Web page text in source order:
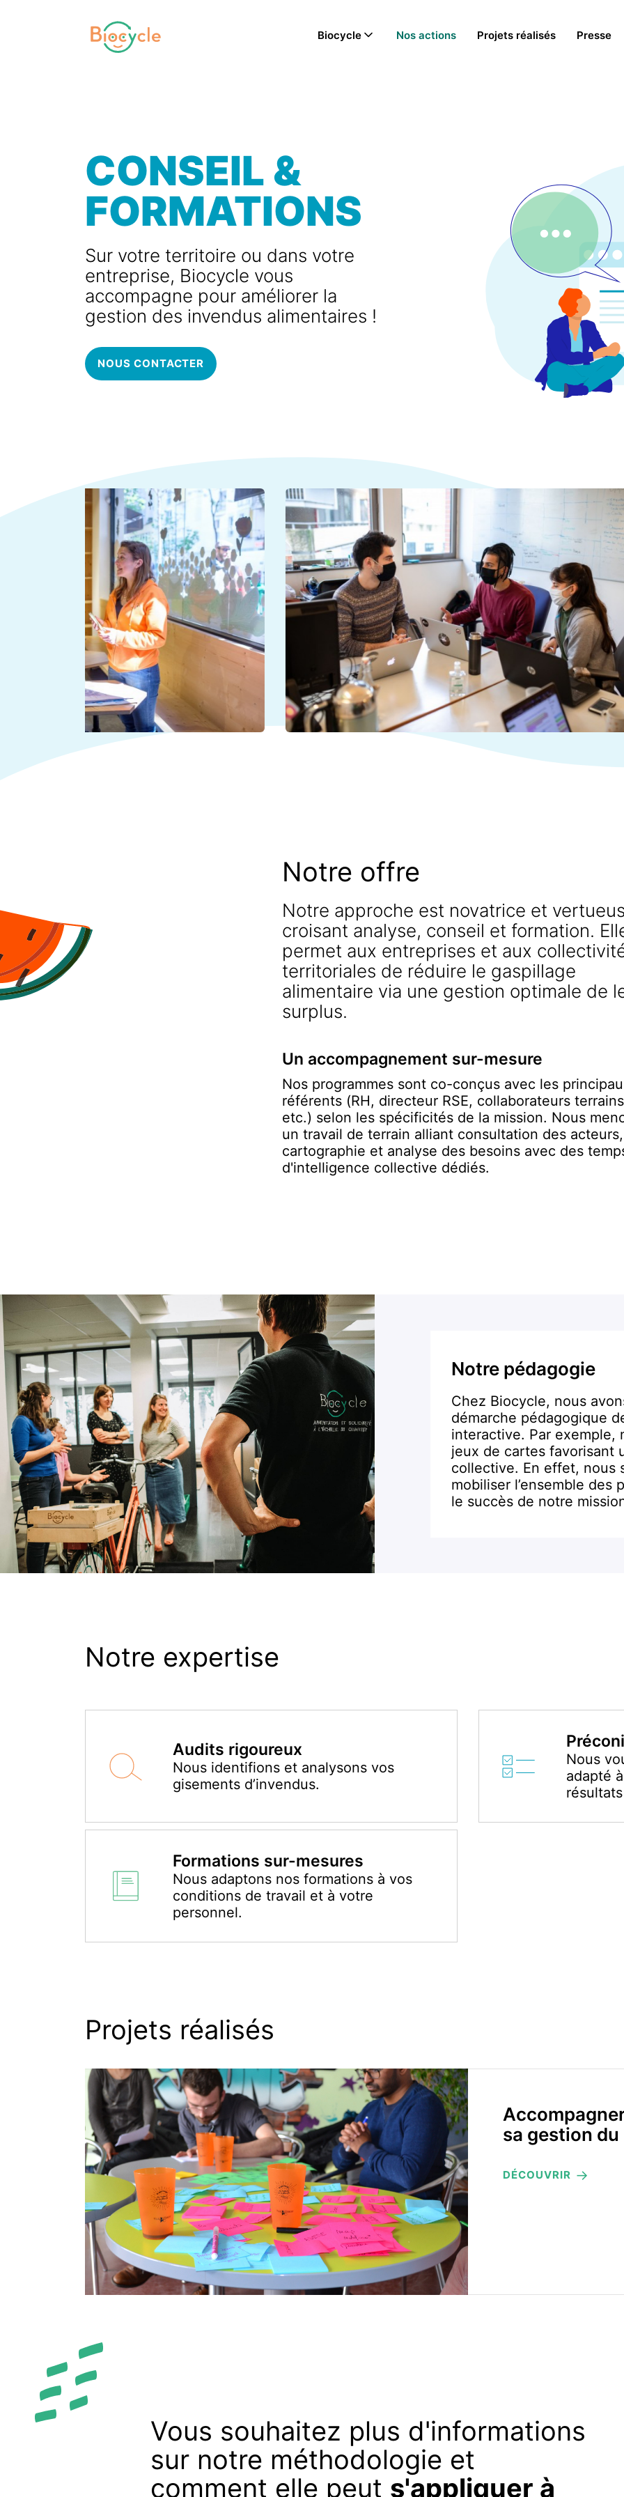
Biocycle Nos actions Projets réalisés Presse
CONSEIL &
FORMATIONS
Sur votre territoire ou dans votre
entreprise, Biocycle vous
accompagne pour améliorer la
gestion des invendus alimentaires !
NOUS CONTACTER
Notre offre
Notre approche est novatrice et
croisant analyse, conseil et formation.
permet aux entreprises et aux
territoriales de réduire le gaspillage
alimentaire via une gestion optimale de
surplus.
Un accompagnement sur-mesure
Nos programmes sont co-conçus avec les
référents (RH, directeur RSE, collaborateurs
etc.) selon les spécificités de la mission. Nous
un travail de terrain alliant consultation des acteurs,
cartographie et analyse des besoins avec des
d'intelligence collective dédiés.
Notre pédagogie
Chez Biocycle, nous
démarche pédagogique
interactive. Par exemple,
jeux de cartes favorisant
collective. En effet, nous
mobiliser l’ensemble
le succès de notre
Notre expertise
Audits rigoureux
Nous identifions et analysons vos
gisements d’invendus.
Nous
adapté
Formations sur-mesures
Nous adaptons nos formations à vos
conditions de travail et à votre
personnel.
Projets réalisés
sa gestion
DÉCOUVRIR
Vous souhaitez plus d'informations
sur notre méthodologie et
comment elle peut s'appliquer à